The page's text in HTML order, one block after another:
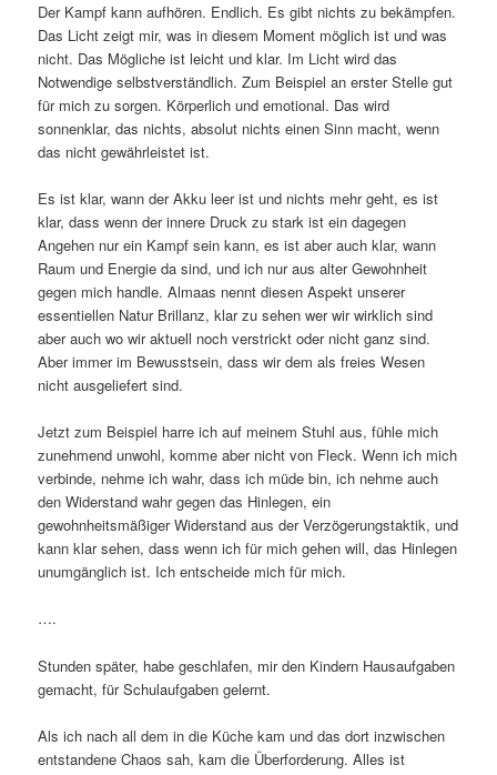
Der Kampf kann aufhören. Endlich. Es gibt nichts zu bekämpfen.
Das Licht zeigt mir, was in diesem Moment möglich ist und was
nicht. Das Mögliche ist leicht und klar. Im Licht wird das
Notwendige selbstverständlich. Zum Beispiel an erster Stelle gut
für mich zu sorgen. Körperlich und emotional. Das wird
sonnenklar, das nichts, absolut nichts einen Sinn macht, wenn
das nicht gewährleistet ist.
Es ist klar, wann der Akku leer ist und nichts mehr geht, es ist
klar, dass wenn der innere Druck zu stark ist ein dagegen
Angehen nur ein Kampf sein kann, es ist aber auch klar, wann
Raum und Energie da sind, und ich nur aus alter Gewohnheit
gegen mich handle. Almaas nennt diesen Aspekt unserer
essentiellen Natur Brillanz, klar zu sehen wer wir wirklich sind
aber auch wo wir aktuell noch verstrickt oder nicht ganz sind.
Aber immer im Bewusstsein, dass wir dem als freies Wesen
nicht ausgeliefert sind.
Jetzt zum Beispiel harre ich auf meinem Stuhl aus, fühle mich
zunehmend unwohl, komme aber nicht von Fleck. Wenn ich mich
verbinde, nehme ich wahr, dass ich müde bin, ich nehme auch
den Widerstand wahr gegen das Hinlegen, ein
gewohnheitsmäßiger Widerstand aus der Verzögerungstaktik, und
kann klar sehen, dass wenn ich für mich gehen will, das Hinlegen
unumgänglich ist. Ich entscheide mich für mich.
….
Stunden später, habe geschlafen, mir den Kindern Hausaufgaben
gemacht, für Schulaufgaben gelernt.
Als ich nach all dem in die Küche kam und das dort inzwischen
entstandene Chaos sah, kam die Überforderung. Alles ist